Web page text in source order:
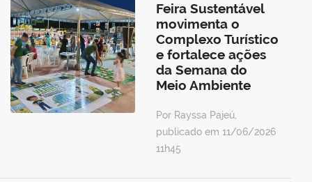
Feira Sustentável
movimenta o
Complexo Turístico
e fortalece ações
da Semana do
Meio Ambiente
Por Rayssa Pajeú,
publicado em 11/06/2026
11h45